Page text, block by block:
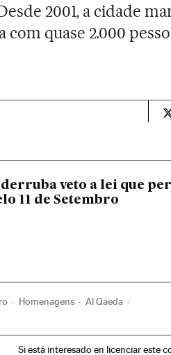
2001, a cidade
quase 2.000
derruba veto a lei que
11 de Setembro
Homenagens Al Qaeda
Eventos Sociedade
Si está interesado en licenciar este